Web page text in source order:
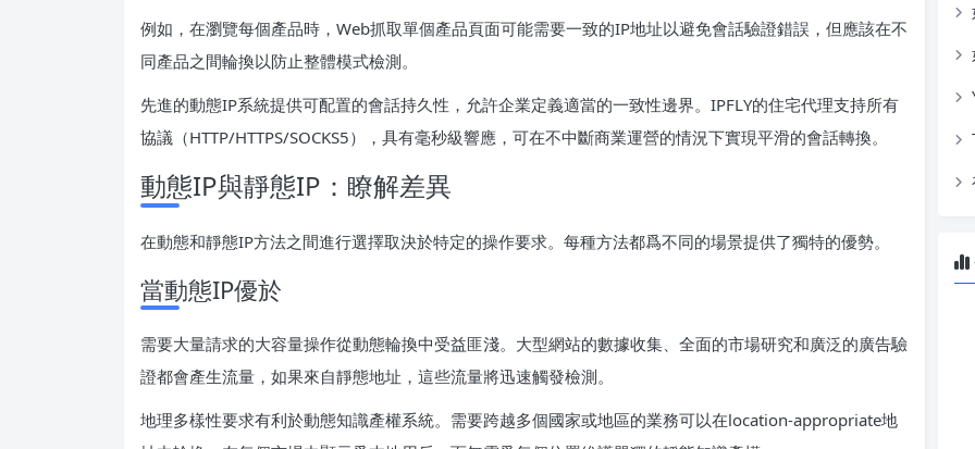
例如，在瀏覽每個產品時，Web抓取單個產品頁面可能需要一致的IP地址以避免會話驗證錯誤，但應該在不
同產品之間輪換以防止整體模式檢測。
先進的動態IP系統提供可配置的會話持久性，允許企業定義適當的一致性邊界。IPFLY的住宅代理支持所有
協議（HTTP/HTTPS/SOCKS5），具有毫秒級響應，可在不中斷商業運營的情況下實現平滑的會話轉換。
動態IP與靜態IP：瞭解差異
在動態和靜態IP方法之間進行選擇取決於特定的操作要求。每種方法都爲不同的場景提供了獨特的優勢。
當動態IP優於
需要大量請求的大容量操作從動態輪換中受益匪淺。大型網站的數據收集、全面的市場研究和廣泛的廣告驗
證都會產生流量，如果來自靜態地址，這些流量將迅速觸發檢測。
地理多樣性要求有利於動態知識產權系統。需要跨越多個國家或地區的業務可以在location-appropriate地